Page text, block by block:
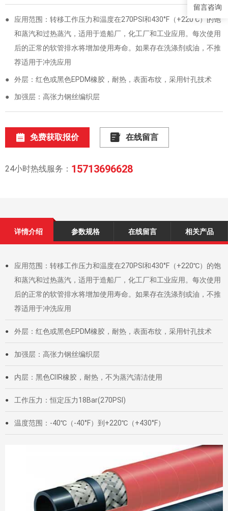
●
应用范围：转移工作压力和温度在270PSI和430°F（+220℃）的饱
和蒸汽和过热蒸汽，适用于造船厂，化工厂和工业应用。每次使用
后的正常的软管排水将增加使用寿命。如果存在洗涤剂或油，不推
荐适用于冲洗应用
● 外层：红色或黑色EPDM橡胶，耐热，表面布纹，采用针孔技术
● 加强层：高张力钢丝编织层
免费获取报价 在线留言
24小时热线服务： 15713696628
详情介绍 参数规格 在线留言 相关产品
●
应用范围：转移工作压力和温度在270PSI和430°F（+220℃）的饱
和蒸汽和过热蒸汽，适用于造船厂，化工厂和工业应用。每次使用
后的正常的软管排水将增加使用寿命。如果存在洗涤剂或油，不推
荐适用于冲洗应用
● 外层：红色或黑色EPDM橡胶，耐热，表面布纹，采用针孔技术
● 加强层：高张力钢丝编织层
● 内层：黑色CⅡR橡胶，耐热，不为蒸汽清洁使用
● 工作压力：恒定压力18Bar(270PSI)
● 温度范围：-40℃（-40°F）到+220℃（+430°F）
留言咨询